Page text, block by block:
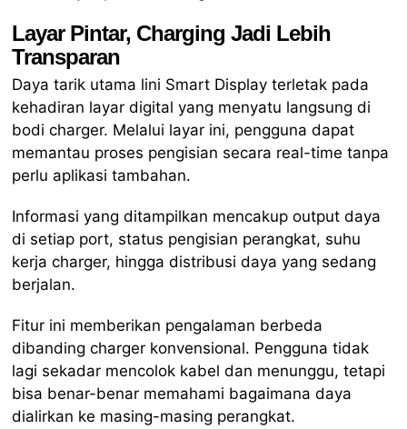
Layar Pintar, Charging Jadi Lebih
Transparan
Daya tarik utama lini Smart Display terletak pada
kehadiran layar digital yang menyatu langsung di
bodi charger. Melalui layar ini, pengguna dapat
memantau proses pengisian secara real-time tanpa
perlu aplikasi tambahan.
Informasi yang ditampilkan mencakup output daya
di setiap port, status pengisian perangkat, suhu
kerja charger, hingga distribusi daya yang sedang
berjalan.
Fitur ini memberikan pengalaman berbeda
dibanding charger konvensional. Pengguna tidak
lagi sekadar mencolok kabel dan menunggu, tetapi
bisa benar-benar memahami bagaimana daya
dialirkan ke masing-masing perangkat.